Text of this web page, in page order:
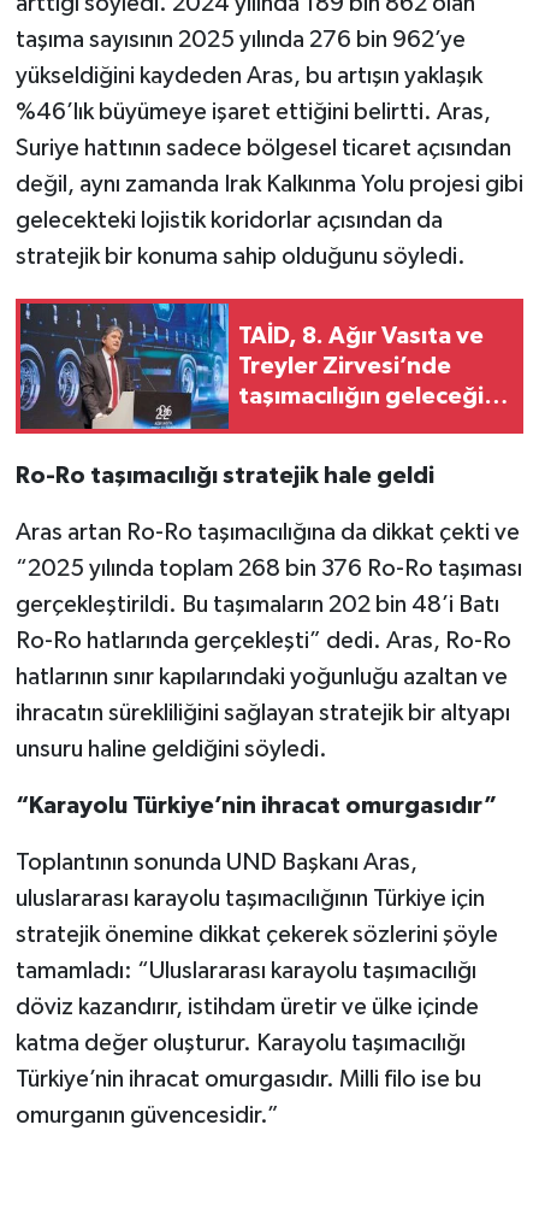
taşıma sayısının 2025 yılında 276 bin 962’ye
yükseldiğini kaydeden Aras, bu artışın yaklaşık
%46’lık büyümeye işaret ettiğini belirtti. Aras,
Suriye hattının sadece bölgesel ticaret açısından
değil, aynı zamanda Irak Kalkınma Yolu projesi gibi
gelecekteki lojistik koridorlar açısından da
stratejik bir konuma sahip olduğunu söyledi.
TAİD, 8. Ağır Vasıta ve
Treyler Zirvesi’nde
taşımacılığın geleceğini
Ro-Ro taşımacılığı stratejik hale geldi
Aras artan Ro-Ro taşımacılığına da dikkat çekti ve
“2025 yılında toplam 268 bin 376 Ro-Ro taşıması
gerçekleştirildi. Bu taşımaların 202 bin 48’i Batı
Ro-Ro hatlarında gerçekleşti” dedi. Aras, Ro-Ro
hatlarının sınır kapılarındaki yoğunluğu azaltan ve
ihracatın sürekliliğini sağlayan stratejik bir altyapı
unsuru haline geldiğini söyledi.
“Karayolu Türkiye’nin ihracat omurgasıdır”
Toplantının sonunda UND Başkanı Aras,
uluslararası karayolu taşımacılığının Türkiye için
stratejik önemine dikkat çekerek sözlerini şöyle
tamamladı: “Uluslararası karayolu taşımacılığı
döviz kazandırır, istihdam üretir ve ülke içinde
katma değer oluşturur. Karayolu taşımacılığı
Türkiye’nin ihracat omurgasıdır. Milli filo ise bu
omurganın güvencesidir.”